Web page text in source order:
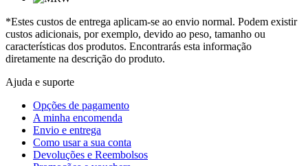
*Estes custos de entrega aplicam-se ao envio normal. Podem existir
custos adicionais, por exemplo, devido ao peso, tamanho ou
características dos produtos. Encontrarás esta informação
diretamente na descrição do produto.
Ajuda e suporte
Opções de pagamento
A minha encomenda
Envio e entrega
Como usar a sua conta
Devoluções e Reembolsos